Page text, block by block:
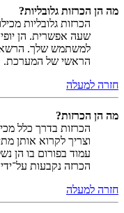
מה הן הכרזות גלובליות?
הכרזות גלובליות
שעה אפשרית. הן
למשתמש שלך.
הראשי של המערכת.
חזרה למעלה
מה הן הכרזות?
הכרזות בדרך כלל
וצריך לקרוא אותן
עמוד בפורום בו הן
הכרזה נקבעות
חזרה למעלה